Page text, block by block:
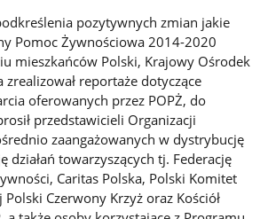
pozytywnych zmian jakie
Pomoc Żywnościowa 2014-2020
mieszkańców Polski, Krajowy Ośrodek
zrealizował reportaże dotyczące
oferowanych przez POPŻ, do
przedstawicieli Organizacji
zaangażowanych w dystrybucję
działań towarzyszących tj. Federację
Caritas Polska, Polski Komitet
Polski Czerwony Krzyż oraz Kościół